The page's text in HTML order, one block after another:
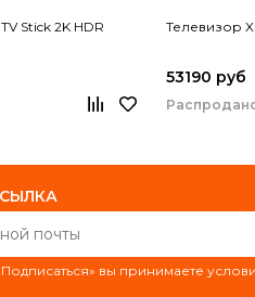
Stick 2K HDR Телевизор
53190 руб
вы принимаете